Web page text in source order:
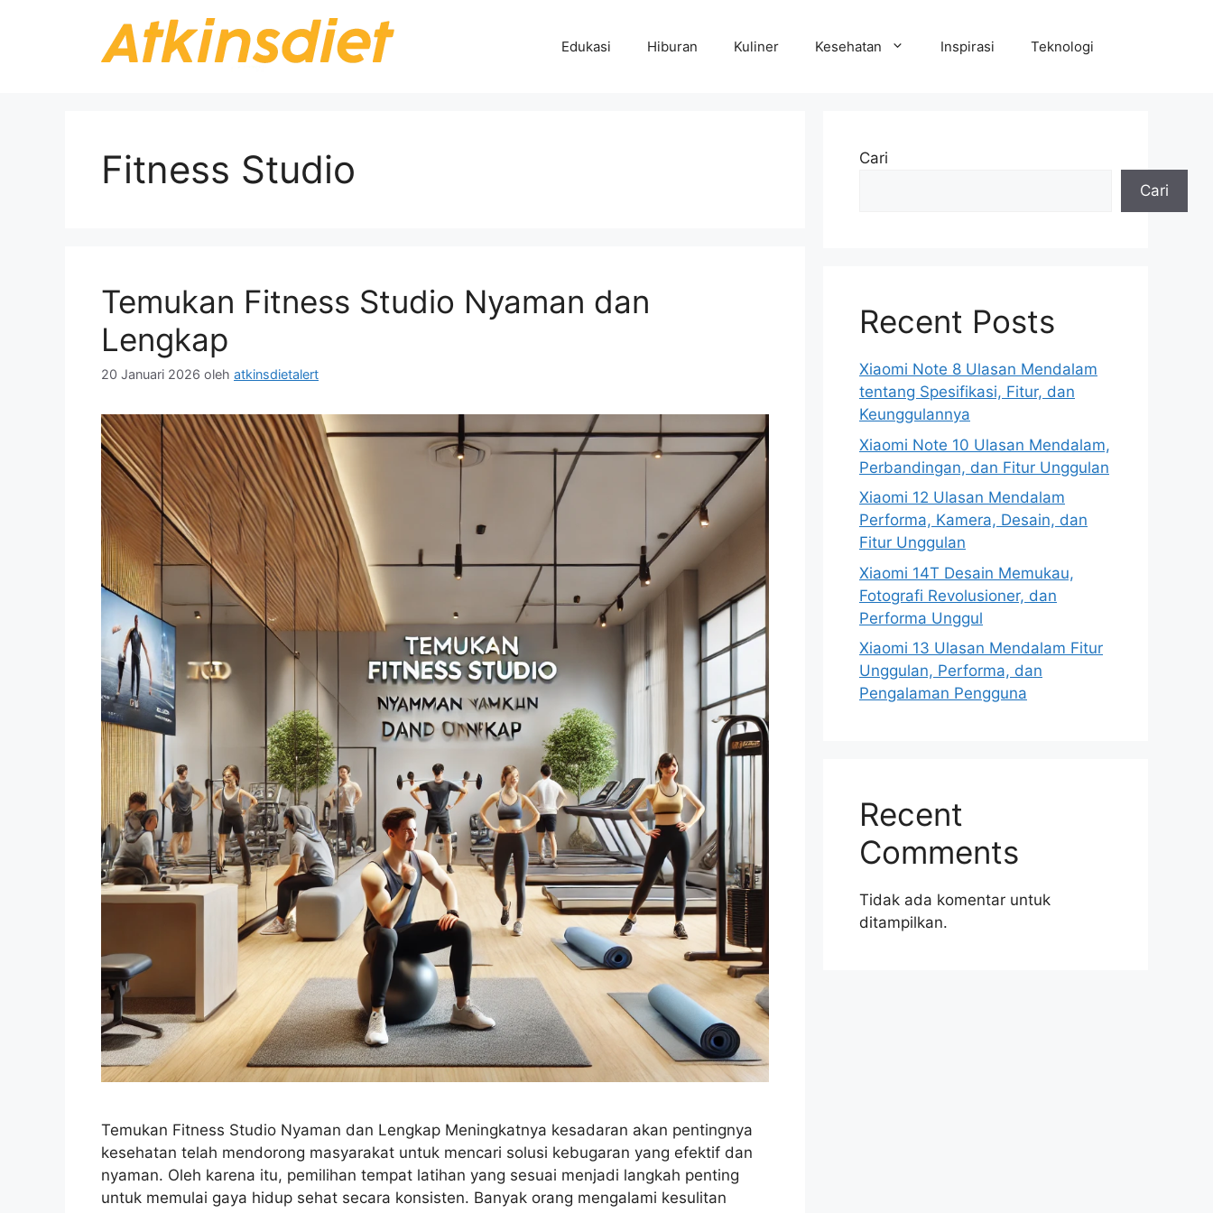
Edukasi Hiburan Kuliner Kesehatan Inspirasi Teknologi
Fitness Studio
Temukan Fitness Studio Nyaman dan
Lengkap
20 Januari 2026 oleh atkinsdietalert
Temukan Fitness Studio Nyaman dan Lengkap Meningkatnya kesadaran akan pentingnya
kesehatan telah mendorong masyarakat untuk mencari solusi kebugaran yang efektif dan
nyaman. Oleh karena itu, pemilihan tempat latihan yang sesuai menjadi langkah penting
untuk memulai gaya hidup sehat secara konsisten. Banyak orang mengalami kesulitan
Cari
Cari
Recent Posts
Xiaomi Note 8 Ulasan Mendalam
tentang Spesifikasi, Fitur, dan
Keunggulannya
Xiaomi Note 10 Ulasan Mendalam,
Perbandingan, dan Fitur Unggulan
Xiaomi 12 Ulasan Mendalam
Performa, Kamera, Desain, dan
Fitur Unggulan
Xiaomi 14T Desain Memukau,
Fotografi Revolusioner, dan
Performa Unggul
Xiaomi 13 Ulasan Mendalam Fitur
Unggulan, Performa, dan
Pengalaman Pengguna
Recent
Comments
Tidak ada komentar untuk
ditampilkan.